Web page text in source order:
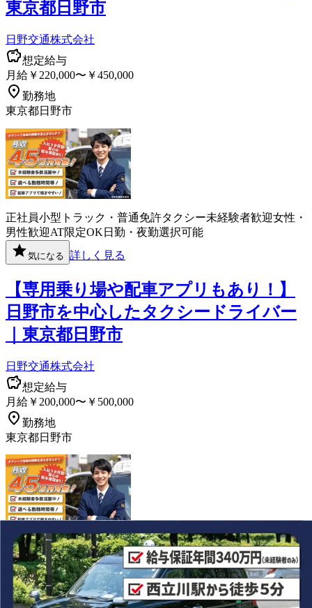
東京都日野市
日野交通株式会社
想定給与
月給￥220,000〜￥450,000
勤務地
東京都日野市
正社員小型トラック・普通免許タクシー未経験者歓迎女性・
男性歓迎AT限定OK 日勤・夜勤選択可能
気になる 詳しく見る
【専用乗り場や配車アプリもあり！】
日野市を中心したタクシードライバー
｜東京都日野市
日野交通株式会社
想定給与
月給￥200,000〜￥500,000
勤務地
東京都日野市
正社員タクシー未経験者歓迎日勤・夜勤選択可能
気になる 詳しく見る
【タクシー業界唯一の上場企業】お客